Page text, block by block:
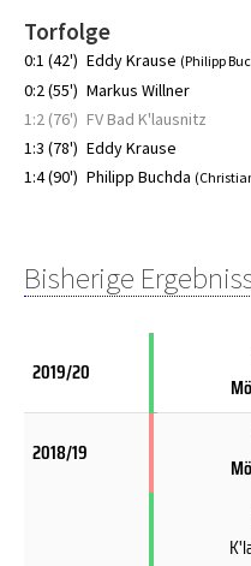
Torfolge
0:1 (42') Eddy Krause (Philipp
0:2 (55') Markus Willner
1:2 (76') FV Bad K'lausnitz
1:3 (78') Eddy Krause
1:4 (90') Philipp Buchda
Bisherige
2019/20
2018/19